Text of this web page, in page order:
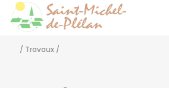
/ Travaux /